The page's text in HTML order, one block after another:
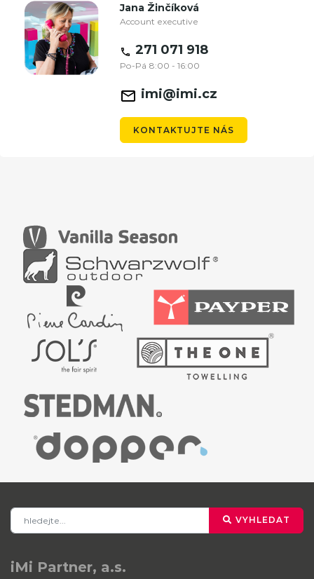
Jana Žinčíková
Account executive
271 071 918
Po-Pá 8:00 - 16:00
imi@imi.cz
KONTAKTUJTE NÁS
VYHLEDAT
iMi Partner, a.s.